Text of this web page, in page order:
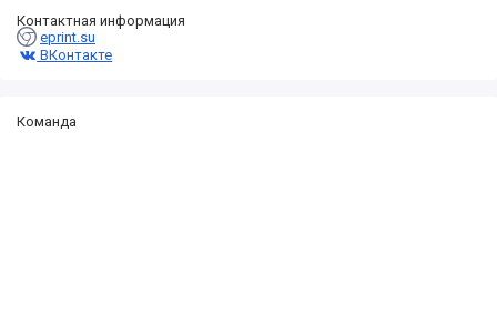
Контактная информация
eprint.su
ВКонтакте
Команда